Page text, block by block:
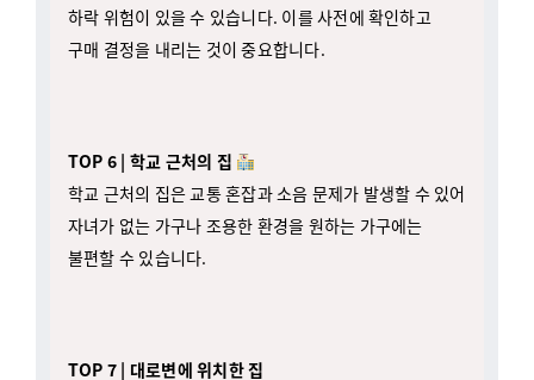
구매 결정을 내리는 것이 중요합니다.
학교 근처의 집은 교통 혼잡과 소음 문제가 발생할 수 있어
자녀가 없는 가구나 조용한 환경을 원하는 가구에는
불편할 수 있습니다.
대로변에 위치한 집은 교통량이 많고, 공기 오염,